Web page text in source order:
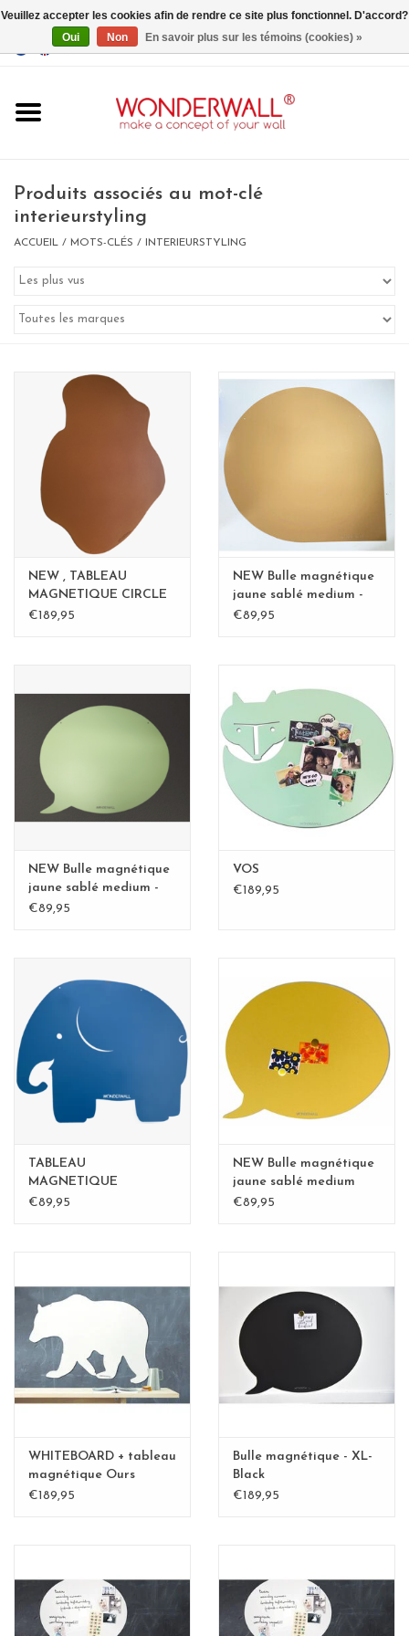
EUR/GBP
LIMITED EXCLUSIVES
Etagères Shelves
Rectangulaire, carrées, rondes
tableau magnétique
Produits associés au mot-clé
interieurstyling
ACCUEIL / MOTS-CLÉS / INTERIEURSTYLING
NEW , TABLEAU
MAGNETIQUE CIRCLE
Rouille 60cm - Copy
€189,95
NEW Bulle magnétique
jaune sablé medium -
Copy - Copy
€89,95
NEW Bulle magnétique
jaune sablé medium -
Copy - Copy
€89,95
VOS
€189,95
TABLEAU
MAGNETIQUE
ELEPHANT medium-
€89,95
NEW Bulle magnétique
jaune sablé medium
€89,95
WHITEBOARD + tableau
magnétique Ours
polaire XL-Special
€189,95
Bulle magnétique - XL-
Black
€189,95
Veuillez accepter les cookies afin de rendre ce site plus fonctionnel. D'accord?
Oui
Non En savoir plus sur les témoins (cookies) »